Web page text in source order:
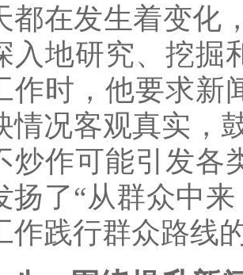
都在发生着变化
入地研究、挖掘
作时，他要求新
情况客观真实，
炒作可能引发各
扬了“从群众中
作践行群众路线